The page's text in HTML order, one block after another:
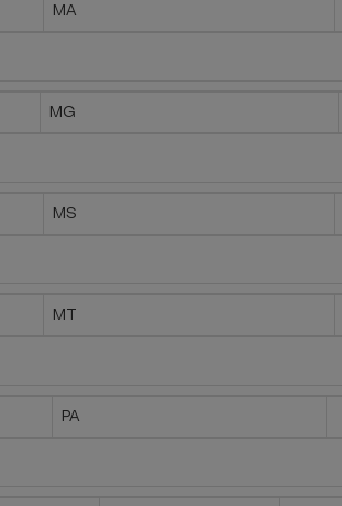
MA
MG
MS
MT
PA